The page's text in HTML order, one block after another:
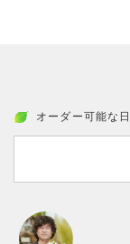
オーダー可能な